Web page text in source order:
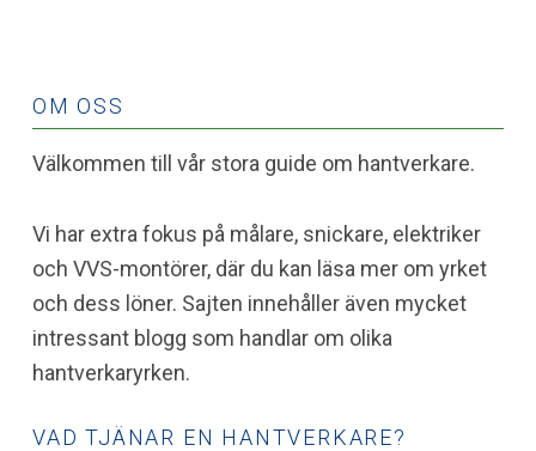
OM OSS
Välkommen till vår stora guide om hantverkare.
Vi har extra fokus på målare, snickare, elektriker
och VVS-montörer, där du kan läsa mer om yrket
och dess löner. Sajten innehåller även mycket
intressant blogg som handlar om olika
hantverkaryrken.
VAD TJÄNAR EN HANTVERKARE?